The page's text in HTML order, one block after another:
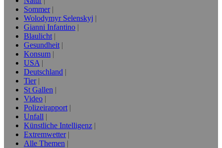
Sommer
Wolodymyr Selenskyj
Gianni Infantino
Blaulicht
Gesundheit
Konsum
USA
Deutschland
Tier
St Gallen
Video
Polizeirapport
Unfall
Künstliche Intelligenz
Extremwetter
Alle Themen